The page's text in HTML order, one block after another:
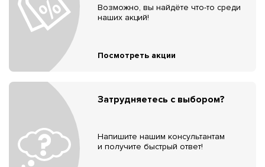
Возможно, вы найдёте что-то среди
наших акций!
Посмотреть акции
Затрудняетесь с выбором?
Напишите нашим консультантам
и получите быстрый ответ!